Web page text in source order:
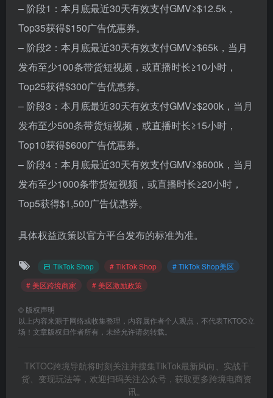
– 阶段1：本月底最近30天有效支付GMV≥$12.5k，
Top35获得$150广告优惠券。
– 阶段2：本月底最近30天有效支付GMV≥$65k，当月
发布至少100条带货短视频，或直播时长≥10小时，
Top25获得$300广告优惠券。
– 阶段3：本月底最近30天有效支付GMV≥$200k，当月
发布至少500条带货短视频，或直播时长≥15小时，
Top10获得$600广告优惠券。
– 阶段4：本月底最近30天有效支付GMV≥$600k，当月
发布至少1000条带货短视频，或直播时长≥20小时，
Top5获得$1,500广告优惠券。
具体权益政策以官方平台发布的标准为准。
TikTok Shop # TikTok Shop
# TikTok Shop美区
# 美区跨境商家
# 美区激励政策
© 版权声明
以上内容来源于网络或收集整理，内容属作者个人观点，不代表TKTOC立
场！文章版权归作者所有，未经允许请勿转载。
TKTOC跨境导航将时刻关注并搜集TikTok最新风向、实战干
货、变现玩法等，欢迎扫码关注公众号，获取更多跨境电商资
讯。